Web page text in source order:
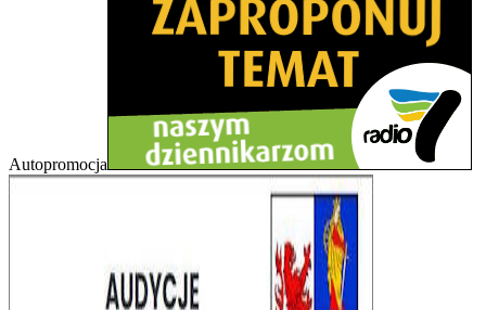
Autopromocja